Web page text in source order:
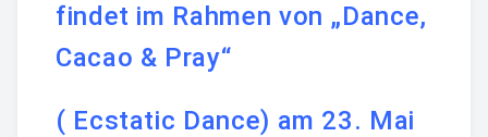
Körperrituale
KAKAOZEREMONIEN
ECSTATIC DANCE
findet im Rahmen von „Dance,
Cacao & Pray“
( Ecstatic Dance) am 23. Mai